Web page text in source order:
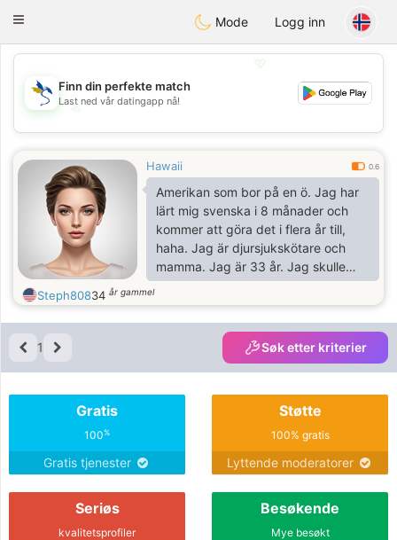
SvenskaDating
Toggle
Mode Logg inn
💖
💕
Finn din perfekte match
Last ned vår datingapp nå!
Hawaii 0.6
Amerikan som bor på en ö. Jag har
lärt mig svenska i 8 månader och
kommer att göra det i flera år till,
haha. Jag är djursjukskötare och
mamma. Jag är 33 år. Jag skulle
gärna vilja ha en brevvän att prata
svenska med och kanske lite
engelska också. Jag är 30-40%
svensk och har släktingar i Dalarna.
Min familj i Amerika gjorde ett okej
liv. Jag gillar att fågelskåda, lyssna
på alla typer av rock- och folkmusik,
jag älskar det jag gör för att arbeta
med djur.
Steph80834 år gammel
1 Søk etter kriterier
Gratis
100%
Gratis tjenester
Støtte
100% gratis
Lyttende moderatorer
Seriøs
kvalitetsprofiler
Besøkende
Mye besøkt